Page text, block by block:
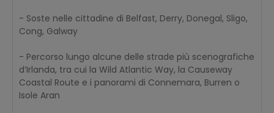
- Soste nelle cittadine di Belfast, Derry, Donegal, Sligo,
Cong, Galway
- Percorso lungo alcune delle strade più scenografiche
d’Irlanda, tra cui la Wild Atlantic Way, la Causeway
Coastal Route e i panorami di Connemara, Burren o
Isole Aran